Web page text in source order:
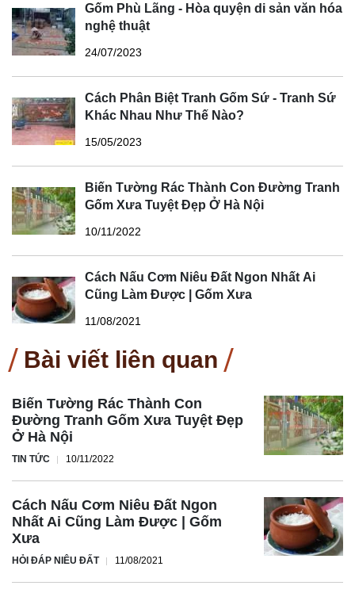
Gốm Phù Lãng - Hòa quyện di sản văn hóa
nghệ thuật
24/07/2023
Cách Phân Biệt Tranh Gốm Sứ - Tranh Sứ
Khác Nhau Như Thế Nào?
15/05/2023
Biến Tường Rác Thành Con Đường Tranh
Gốm Xưa Tuyệt Đẹp Ở Hà Nội
10/11/2022
Cách Nấu Cơm Niêu Đất Ngon Nhất Ai
Cũng Làm Được | Gốm Xưa
11/08/2021
Bài viết liên quan
Biến Tường Rác Thành Con
Đường Tranh Gốm Xưa Tuyệt Đẹp
Ở Hà Nội
TIN TỨC 10/11/2022
Cách Nấu Cơm Niêu Đất Ngon
Nhất Ai Cũng Làm Được | Gốm
Xưa
HỎI ĐÁP NIÊU ĐẤT 11/08/2021